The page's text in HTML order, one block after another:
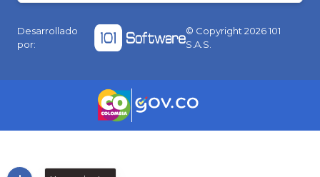
Desarrollado
por:
© Copyright2026101
S.A.S.